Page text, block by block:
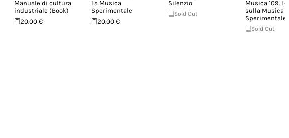
Manuale di cultura
industriale (Book)
20.00 €
La Musica
Sperimentale
20.00 €
Silenzio
Sold Out
Musica 109.
sulla Musica
Sperimentale
Sold Out